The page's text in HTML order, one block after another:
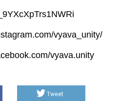
vyava_unity/
vyava.unity
Tweet